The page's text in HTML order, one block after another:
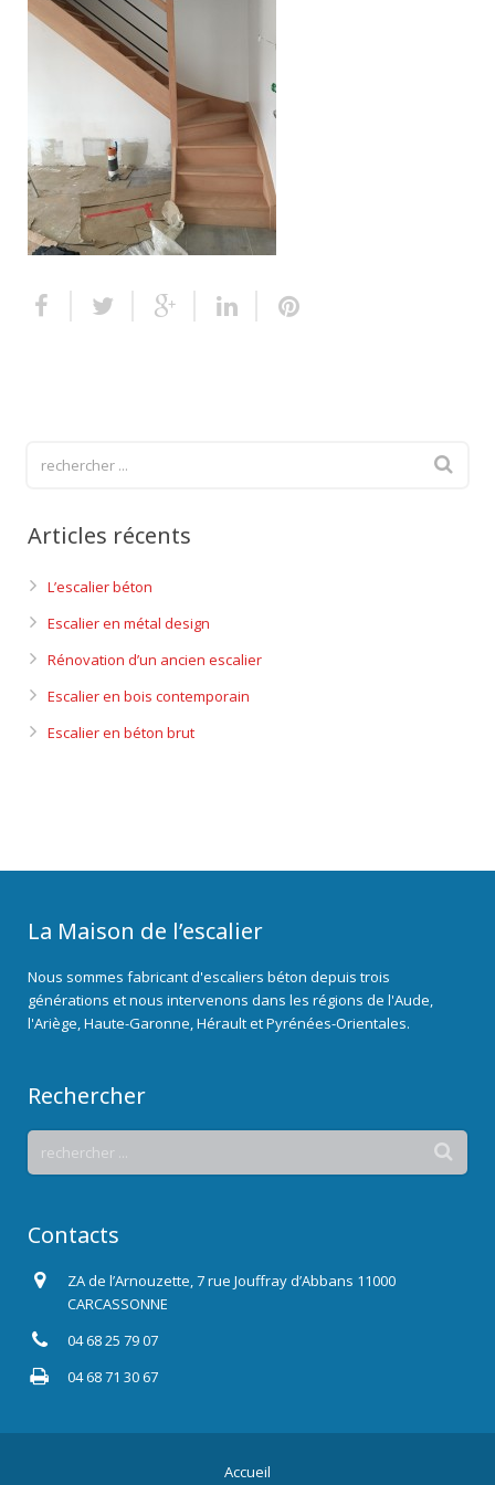
Escalier extérieur
Finitions pour escalier
Articles récents
L’escalier béton
Escalier en métal design
Rénovation d’un ancien escalier
Escalier en bois contemporain
Escalier en béton brut
La Maison de l’escalier
Nous sommes fabricant d'escaliers béton depuis trois
générations et nous intervenons dans les régions de l'Aude,
l'Ariège, Haute-Garonne, Hérault et Pyrénées-Orientales.
Rechercher
Contacts
ZA de l’Arnouzette, 7 rue Jouffray d’Abbans 11000
CARCASSONNE
04 68 25 79 07
04 68 71 30 67
Accueil